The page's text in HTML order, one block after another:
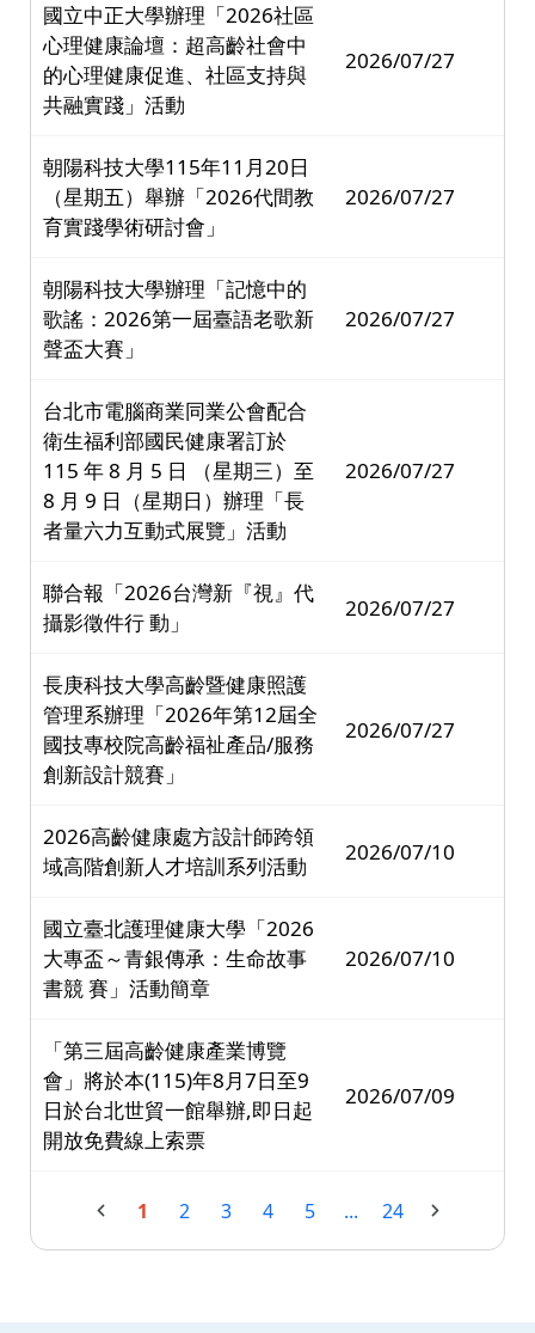
國立中正大學辦理「2026社區
心理健康論壇：超高齡社會中
的心理健康促進、社區支持與
共融實踐」活動
2026/07/27
朝陽科技大學115年11月20日
（星期五）舉辦「2026代間教
育實踐學術研討會」
2026/07/27
朝陽科技大學辦理「記憶中的
歌謠：2026第一屆臺語老歌新
聲盃大賽」
2026/07/27
台北市電腦商業同業公會配合
衛生福利部國民健康署訂於
115 年 8 月 5 日 （星期三）至
8 月 9 日（星期日）辦理「長
者量六力互動式展覽」活動
2026/07/27
聯合報「2026台灣新『視』代
攝影徵件行 動」
2026/07/27
長庚科技大學高齡暨健康照護
管理系辦理「2026年第12屆全
國技專校院高齡福祉產品/服務
創新設計競賽」
2026/07/27
2026高齡健康處方設計師跨領
域高階創新人才培訓系列活動
2026/07/10
國立臺北護理健康大學「2026
大專盃～青銀傳承：生命故事
書競 賽」活動簡章
2026/07/10
「第三屆高齡健康產業博覽
會」將於本(115)年8月7日至9
日於台北世貿一館舉辦,即日起
開放免費線上索票
2026/07/09
1 2 3 4 5 ... 24